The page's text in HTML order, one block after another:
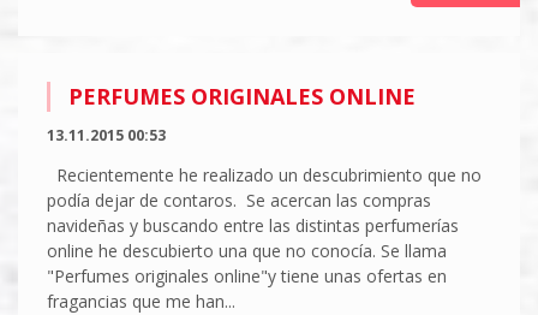
PERFUMES ORIGINALES ONLINE
13.11.2015 00:53
Recientemente he realizado un descubrimiento que no
podía dejar de contaros. Se acercan las compras
navideñas y buscando entre las distintas perfumerías
online he descubierto una que no conocía. Se llama
"Perfumes originales online"y tiene unas ofertas en
fragancias que me han...